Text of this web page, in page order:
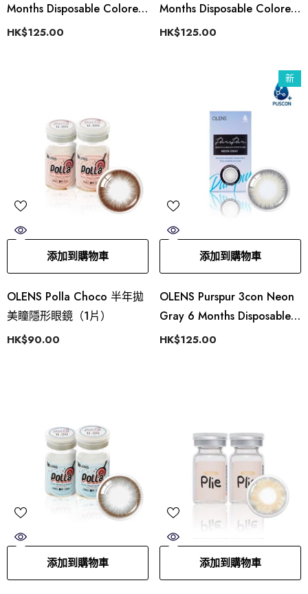
Months Disposable Colored
Coontacts (1 Lens)
HK$125.00
Months Disposable Colored
Coontacts (1 Lens)
HK$125.00
添加到購物車
OLENS Polla Choco 半年拋
美瞳隱形眼鏡（1片）
HK$90.00
新
添加到購物車
OLENS Purspur 3con Neon
Gray 6 Months Disposable
(1 Lens)
HK$125.00
添加到購物車 添加到購物車